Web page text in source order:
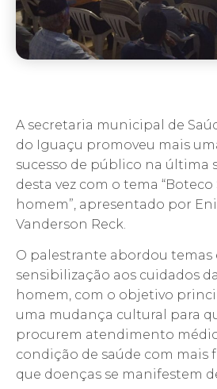
A secretaria municipal de
do Iguaçu promoveu mais
sucesso de público na última
desta vez com o tema “Boteco
homem”, apresentado por
Vanderson Reck.
O palestrante abordou temas
sensibilização aos cuidados
homem, com o objetivo
uma mudança cultural para
procurem atendimento
condição de saúde com mais
que doenças se manifestem